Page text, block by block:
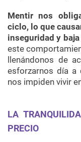
Mentir nos
ciclo, lo que
inseguridad y
este
llenándonos de
esforzarnos día a
nos impiden vivir
LA
PRECIO